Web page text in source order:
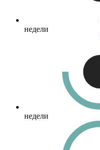
недели
недели